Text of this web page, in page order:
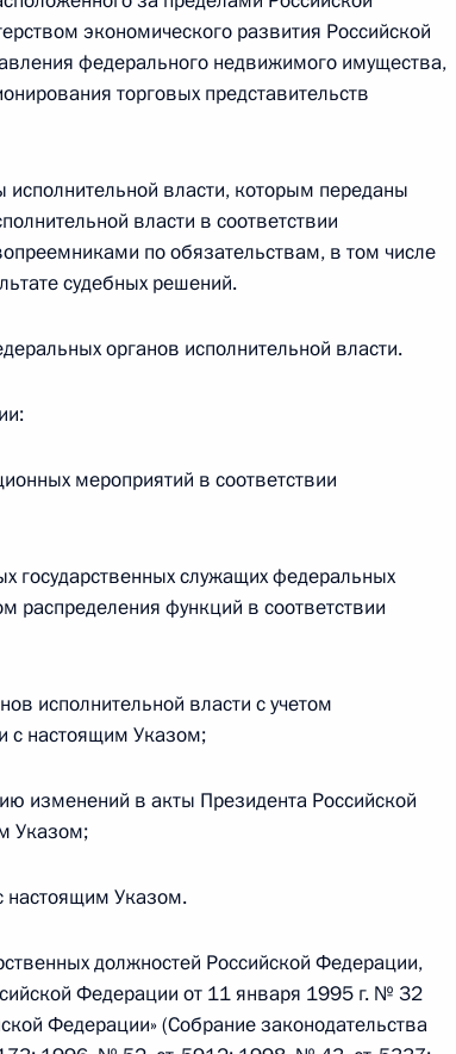
исполнительной власти»
2
моста
Франции Эммануэлем
Додоном
Назарбаевым 5
экономического развития Российской
федерального недвижимого имущества,
торговых представительств
исполнительной власти, которым переданы
власти в соответствии
по обязательствам, в том числе
судебных решений.
органов исполнительной власти.
мероприятий в соответствии
государственных служащих федеральных
распределения функций в соответствии
исполнительной власти с учетом
с настоящим Указом;
изменений в акты Президента Российской
Указом;
настоящим Указом.
должностей Российской Федерации,
Федерации от 11 января 1995 г. № 32
Федерации» (Собрание законодательства